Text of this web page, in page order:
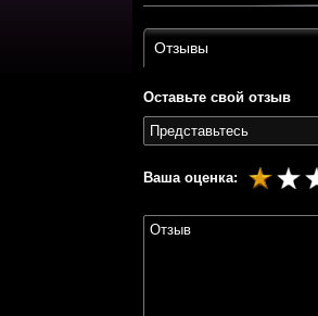
Отзывы
Оставьте свой отзыв
Ваша оценка: